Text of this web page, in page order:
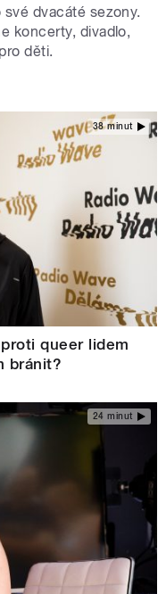
dvacáté sezony.
koncerty, divadlo,
děti.
38 minut
queer lidem
bránit?
24 minut